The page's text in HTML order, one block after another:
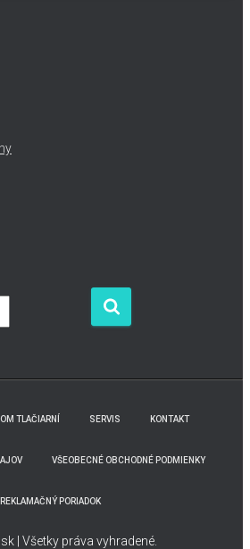
TLAČIARNÍ SERVIS KONTAKT
VŠEOBECNÉ OBCHODNÉ PODMIENKY
REKLAMAČNÝ PORIADOK
| Všetky práva vyhradené.